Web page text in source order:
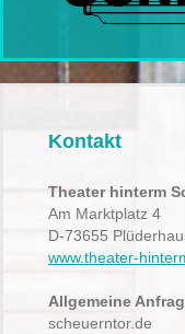
Kontakt
Theater hinterm
Am Marktplatz 4
D-73655
www.theater-
Allgemeine
scheuerntor.de